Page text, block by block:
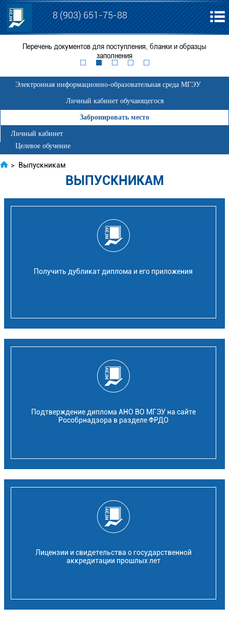
8 (903) 651-75-88
Перечень документов для поступления, бланки и образцы
заполнения
Электронная информационно-образовательная среда МГЭУ
Личный кабинет обучающегося
Забронировать место
Личный кабинет
Целевое обучение
> Выпускникам
ВЫПУСКНИКАМ
Получить дубликат диплома и его приложения
Подтверждение диплома АНО ВО МГЭУ на сайте
Рособрнадзора в разделе ФРДО
Лицензии и свидетельства о государственной
аккредитации прошлых лет